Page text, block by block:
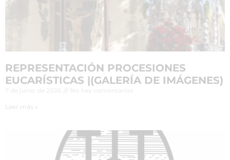
REPRESENTACIÓN PROCESIONES
EUCARÍSTICAS |(GALERÍA DE IMÁGENES)
Leer más »